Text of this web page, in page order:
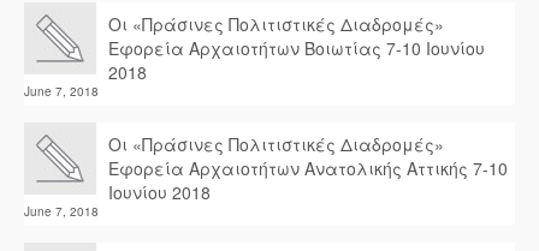
Οι «Πράσινες Πολιτιστικές Διαδρομές»
Εφορεία Αρχαιοτήτων Βοιωτίας 7-10 Ιουνίου
2018
June 7, 2018
Οι «Πράσινες Πολιτιστικές Διαδρομές»
Εφορεία Αρχαιοτήτων Ανατολικής Αττικής 7-10
Ιουνίου 2018
June 7, 2018